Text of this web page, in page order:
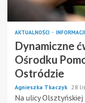
AKTUALNOŚCI
Dynamiczne
Ośrodku
Ostródzie
Agnieszka Tkaczyk 28
Na ulicy